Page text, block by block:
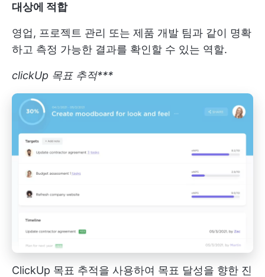
대상에 적합
영업, 프로젝트 관리 또는 제품 개발 팀과 같이 명확
하고 측정 가능한 결과를 확인할 수 있는 역할.
clickUp 목표 추적***
ClickUp 목표 추적을 사용하여 목표 달성을 향한 진